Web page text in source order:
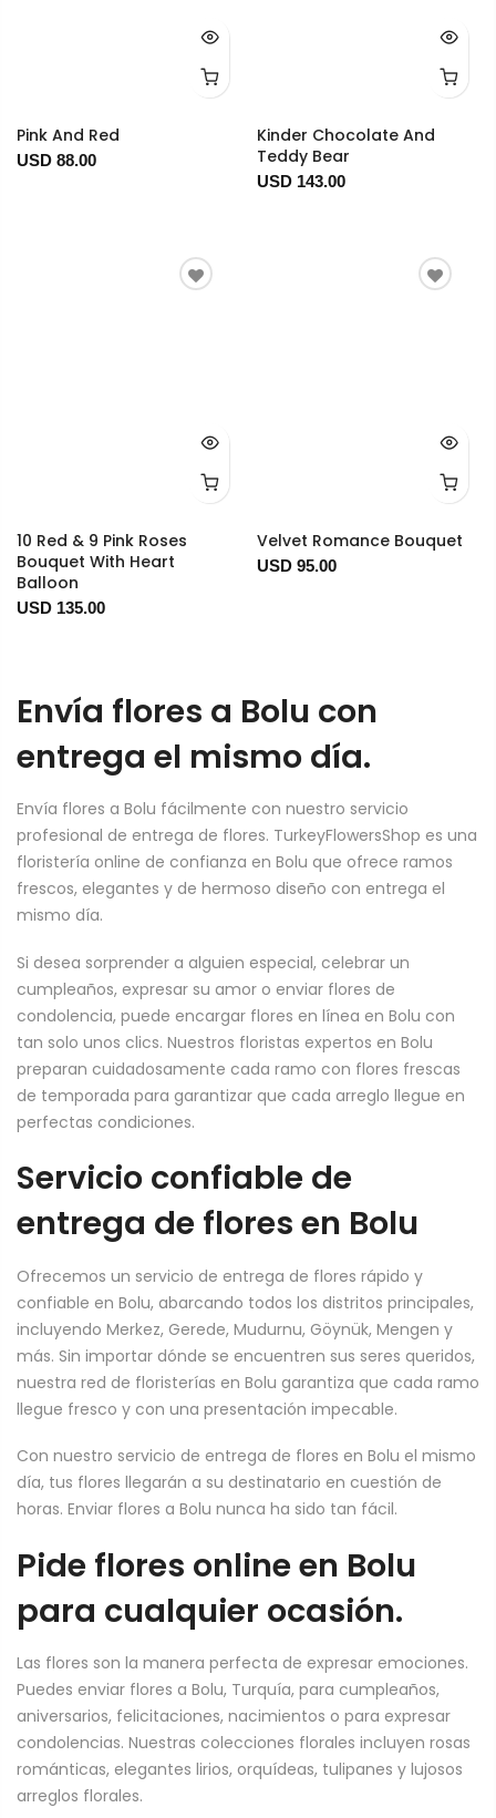
Pink And Red
USD 88.00
Kinder Chocolate And
Teddy Bear
USD 143.00
10 Red & 9 Pink Roses
Bouquet With Heart
Balloon
USD 135.00
Velvet Romance Bouquet
USD 95.00
Envía flores a Bolu con
entrega el mismo día.
Envía flores a Bolu fácilmente con nuestro servicio
profesional de entrega de flores. TurkeyFlowersShop es una
floristería online de confianza en Bolu que ofrece ramos
frescos, elegantes y de hermoso diseño con entrega el
mismo día.
Si desea sorprender a alguien especial, celebrar un
cumpleaños, expresar su amor o enviar flores de
condolencia, puede encargar flores en línea en Bolu con
tan solo unos clics. Nuestros floristas expertos en Bolu
preparan cuidadosamente cada ramo con flores frescas
de temporada para garantizar que cada arreglo llegue en
perfectas condiciones.
Servicio confiable de
entrega de flores en Bolu
Ofrecemos un servicio de entrega de flores rápido y
confiable en Bolu, abarcando todos los distritos principales,
incluyendo Merkez, Gerede, Mudurnu, Göynük, Mengen y
más. Sin importar dónde se encuentren sus seres queridos,
nuestra red de floristerías en Bolu garantiza que cada ramo
llegue fresco y con una presentación impecable.
Con nuestro servicio de entrega de flores en Bolu el mismo
día, tus flores llegarán a su destinatario en cuestión de
horas. Enviar flores a Bolu nunca ha sido tan fácil.
Pide flores online en Bolu
para cualquier ocasión.
Las flores son la manera perfecta de expresar emociones.
Puedes enviar flores a Bolu, Turquía, para cumpleaños,
aniversarios, felicitaciones, nacimientos o para expresar
condolencias. Nuestras colecciones florales incluyen rosas
románticas, elegantes lirios, orquídeas, tulipanes y lujosos
arreglos florales.